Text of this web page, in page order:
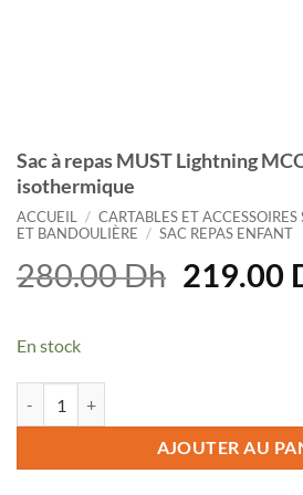
Sac à repas MUST Lightning
isothermique
ACCUEIL / CARTABLES ET ACCESSOIRES
ET BANDOULIÈRE / SAC REPAS ENFANT
280.00Dh Le
219.00
En stock
AJOUTER AU